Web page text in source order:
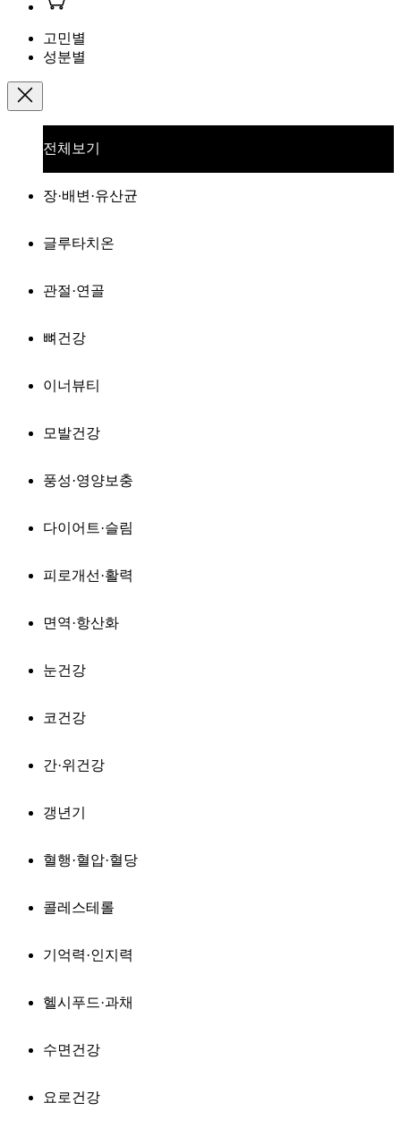
고민별
성분별
전체보기
장·배변·유산균
글루타치온
관절·연골
뼈건강
이너뷰티
모발건강
풍성·영양보충
다이어트·슬림
피로개선·활력
면역·항산화
눈건강
코건강
간·위건강
갱년기
혈행·혈압·혈당
콜레스테롤
기억력·인지력
헬시푸드·과채
수면건강
요로건강